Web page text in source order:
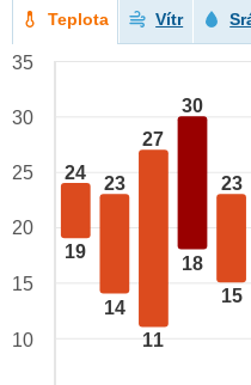
Teplota Vítr
24
19
23
14
27
11
30
18
23
15
35
30
25
20
15
10